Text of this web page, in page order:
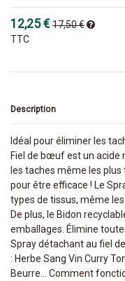
12,25 €17,50 €
TTC
Description
Idéal pour éliminer les
Fiel de bœuf est un acide
les taches même les
pour être efficace ! Le
types de tissus, même
De plus, le Bidon
emballages. Élimine
Spray détachant au fiel
: Herbe Sang Vin Curry
Beurre... Comment